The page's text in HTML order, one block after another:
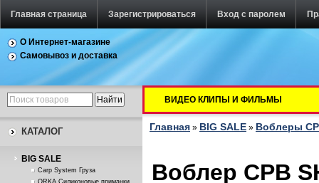
Главная страница Зарегистрироваться Вход с паролем
О Интернет-магазине
Самовывоз и доставка
КАТАЛОГ
BIG SALE
Carp System Груза
ORKA Силиконовые приманки
ВИДЕО КЛИПЫ И ФИЛЬМЫ
Главная » BIG SALE » Воблеры
Воблер CPB